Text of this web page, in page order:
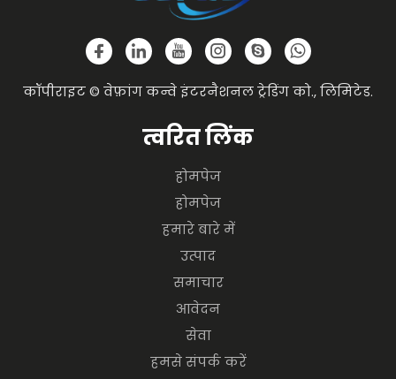
कॉपीराइट © वेफ़ांग कन्वे इंटरनैशनल ट्रेडिंग को., लिमिटेड.
त्वरित लिंक
होमपेज
होमपेज
हमारे बारे में
उत्पाद
समाचार
आवेदन
सेवा
हमसे संपर्क करें